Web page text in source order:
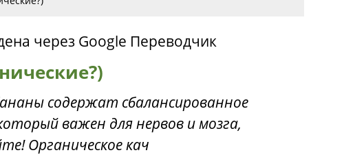
через Google Переводчик
содержат сбалансированное
важен для нервов и мозга,
Органическое кач